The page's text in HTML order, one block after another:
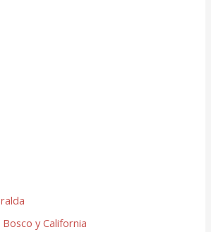
y California